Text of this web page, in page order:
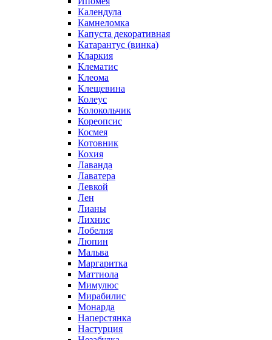
Календула
Камнеломка
Капуста декоративная
Катарантус (винка)
Кларкия
Клематис
Клеома
Клещевина
Колеус
Колокольчик
Кореопсис
Космея
Котовник
Кохия
Лаванда
Лаватера
Левкой
Лен
Лианы
Лихнис
Лобелия
Люпин
Мальва
Маргаритка
Маттиола
Мимулюс
Мирабилис
Монарда
Наперстянка
Настурция